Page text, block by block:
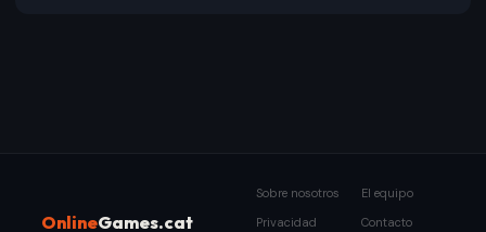
OnlineGames.cat
Sobre nosotros
El equipo
Privacidad
Contacto